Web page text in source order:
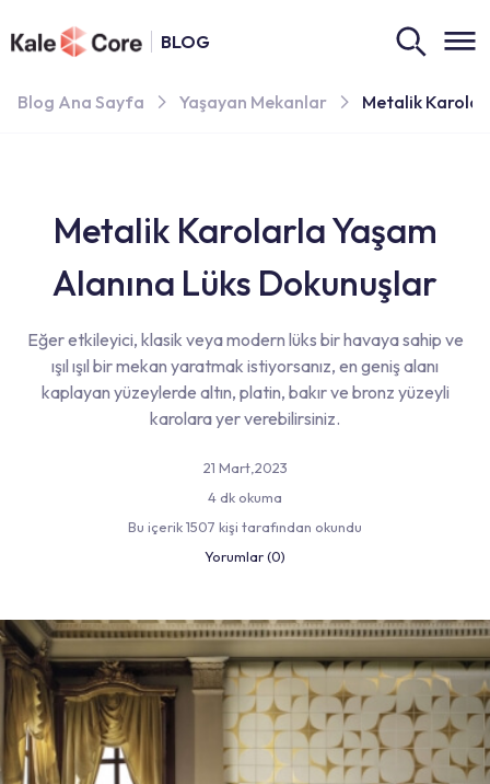
BLOG
Blog Ana Sayfa Yaşayan Mekanlar Metalik
Metalik Karolarla Yaşam
Alanına Lüks Dokunuşlar
Eğer etkileyici, klasik veya modern lüks bir havaya sahip ve
ışıl ışıl bir mekan yaratmak istiyorsanız, en geniş alanı
kaplayan yüzeylerde altın, platin, bakır ve bronz yüzeyli
karolara yer verebilirsiniz.
21 Mart,2023
4 dk okuma
Bu içerik 1507 kişi tarafından okundu
Yorumlar (0)